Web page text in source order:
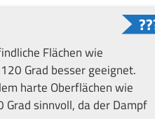
Flächen wie
Grad besser geeignet.
harte Oberflächen wie
sinnvoll, da der Dampf